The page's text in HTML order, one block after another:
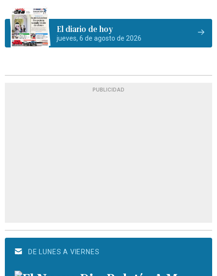
El diario de hoy
jueves, 6 de agosto de 2026
PUBLICIDAD
DE LUNES A VIERNES